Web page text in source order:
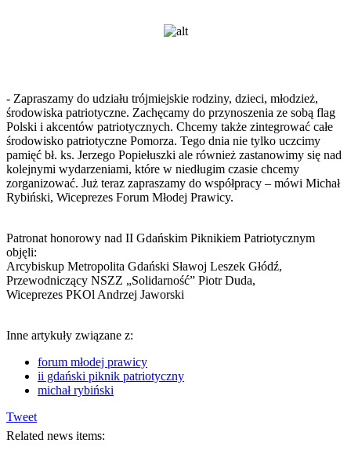
- Zapraszamy do udziału trójmiejskie rodziny, dzieci, młodzież,
środowiska patriotyczne. Zachęcamy do przynoszenia ze sobą flag
Polski i akcentów patriotycznych. Chcemy także zintegrować całe
środowisko patriotyczne Pomorza. Tego dnia nie tylko uczcimy
pamięć bł. ks. Jerzego Popiełuszki ale również zastanowimy się nad
kolejnymi wydarzeniami, które w niedługim czasie chcemy
zorganizować. Już teraz zapraszamy do współpracy – mówi Michał
Rybiński, Wiceprezes Forum Młodej Prawicy.
Patronat honorowy nad II Gdańskim Piknikiem Patriotycznym
objęli:
Arcybiskup Metropolita Gdański Sławoj Leszek Głódź,
Przewodniczący NSZZ „Solidarność” Piotr Duda,
Wiceprezes PKOl Andrzej Jaworski
Inne artykuły związane z:
forum młodej prawicy
ii gdański piknik patriotyczny
michał rybiński
Tweet
Related news items: